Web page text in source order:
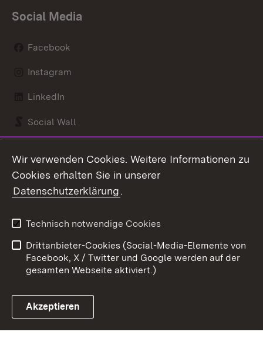
Social Media
Facebook
Instagram
LinkedIn
Social Wall
Link zum Landesportal
Kontakt
Barrierefreiheit
Impressum
Cookies
Wir verwenden Cookies. Weitere Informationen zu
Cookies erhalten Sie in unserer
Datenschutzerklärung.
Technisch notwendige Cookies
Drittanbieter-Cookies (Social-Media-Elemente von
Facebook, X / Twitter und Google werden auf der
gesamten Webseite aktiviert.)
Akzeptieren